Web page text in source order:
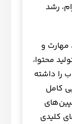
رشد
مهارت و
محتوا،
را داشته
کامل
کلیدی